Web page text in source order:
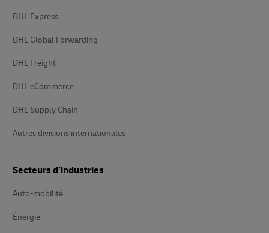
DHL Express
DHL Global Forwarding
DHL Freight
DHL eCommerce
DHL Supply Chain
Autres divisions internationales
Secteurs d’industries
Auto-mobilité
Énergie